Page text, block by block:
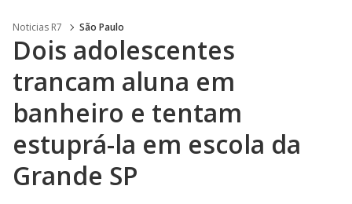
Noticias R7 São Paulo
Dois adolescentes
trancam aluna em
banheiro e tentam
estuprá-la em escola da
Grande SP